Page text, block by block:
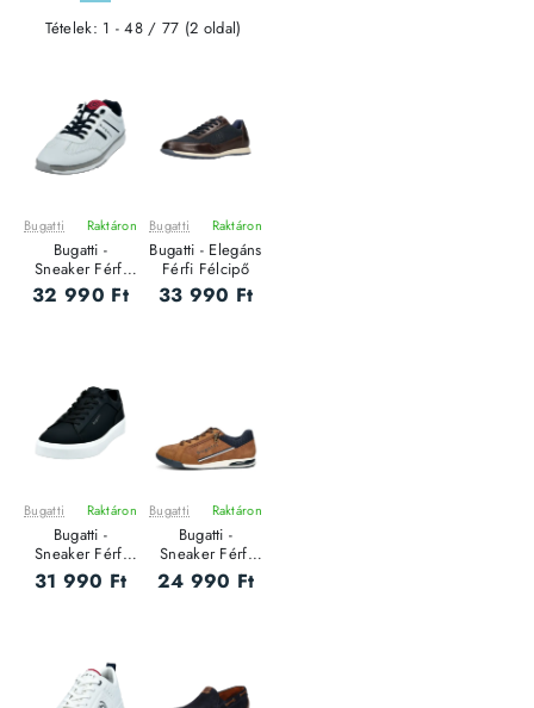
Tételek: 1 - 48 / 77 (2 oldal)
Bugatti Raktáron
Bugatti -
Sneaker Férfi
utcai cipő
32 990 Ft
Bugatti Raktáron
Bugatti - Elegáns
Férfi Félcipő
33 990 Ft
Bugatti Raktáron
Bugatti -
Sneaker Férfi
utcai cipő
31 990 Ft
Bugatti Raktáron
Bugatti -
Sneaker Férfi
utcai cipő
24 990 Ft